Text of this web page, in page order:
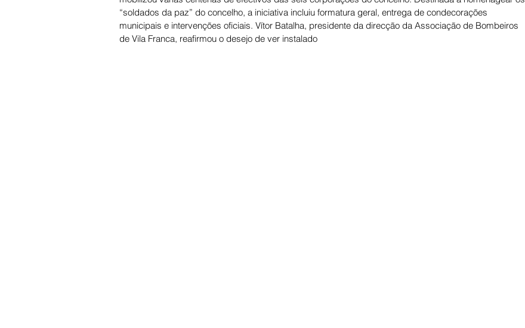
“soldados da paz” do concelho, a iniciativa incluiu formatura geral, entrega de condecorações
municipais e intervenções oficiais. Vítor Batalha, presidente da direcção da Associação de Bombeiros
de Vila Franca, reafirmou o desejo de ver instalado